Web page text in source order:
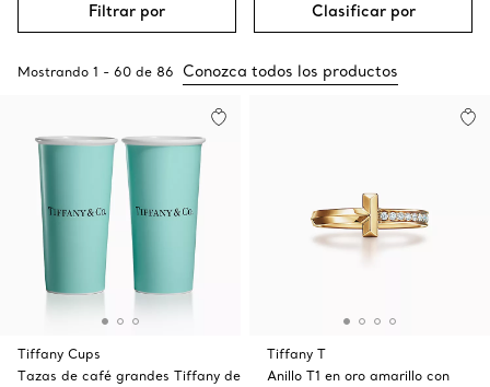
Filtrar por Clasificar por
Mostrando 1 - 60 de 86 Conozca todos los productos
Tiffany Cups
Tazas de café grandes Tiffany de
Tiffany T
Anillo T1 en oro amarillo con